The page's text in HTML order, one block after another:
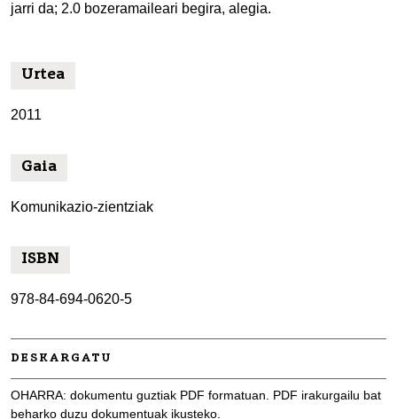
jarri da; 2.0 bozeramaileari begira, alegia.
Urtea
2011
Gaia
Komunikazio-zientziak
ISBN
978-84-694-0620-5
DESKARGATU
OHARRA: dokumentu guztiak PDF formatuan. PDF irakurgailu bat
beharko duzu dokumentuak ikusteko.